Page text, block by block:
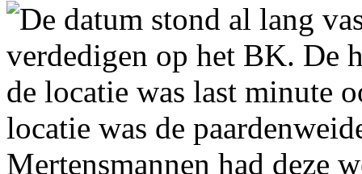
De datum stond al lang
verdedigen op het BK. De
de locatie was last minute
locatie was de
Mertensmannen had deze